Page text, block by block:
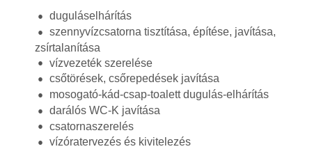
duguláselhárítás
szennyvízcsatorna tisztítása, építése, javítása,
zsírtalanítása
vízvezeték szerelése
csőtörések, csőrepedések javítása
mosogató-kád-csap-toalett dugulás-elhárítás
darálós WC-K javítása
csatornaszerelés
vízóratervezés és kivitelezés